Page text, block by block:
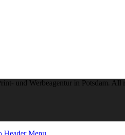
und Werbeagentur in Potsdam. All